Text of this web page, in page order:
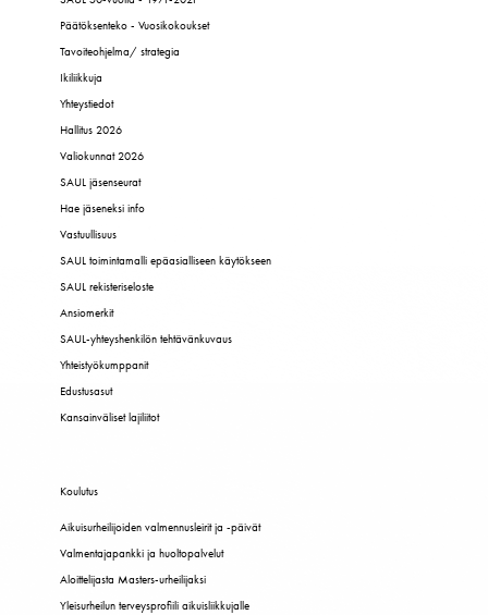
Päätöksenteko - Vuosikokoukset
Tavoiteohjelma/ strategia
Ikiliikkuja
Yhteystiedot
Hallitus 2026
Valiokunnat 2026
SAUL jäsenseurat
Hae jäseneksi info
Vastuullisuus
SAUL toimintamalli epäasialliseen käytökseen
SAUL rekisteriseloste
Ansiomerkit
SAUL-yhteyshenkilön tehtävänkuvaus
Yhteistyökumppanit
Edustusasut
Kansainväliset lajiliitot
Koulutus
Aikuisurheilijoiden valmennusleirit ja -päivät
Valmentajapankki ja huoltopalvelut
Aloittelijasta Masters-urheilijaksi
Yleisurheilun terveysprofiili aikuisliikkujalle